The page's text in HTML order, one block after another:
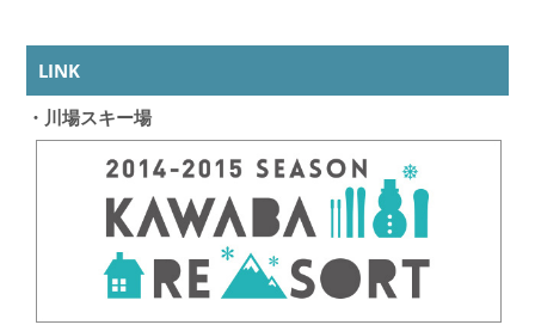
LINK
・川場スキー場